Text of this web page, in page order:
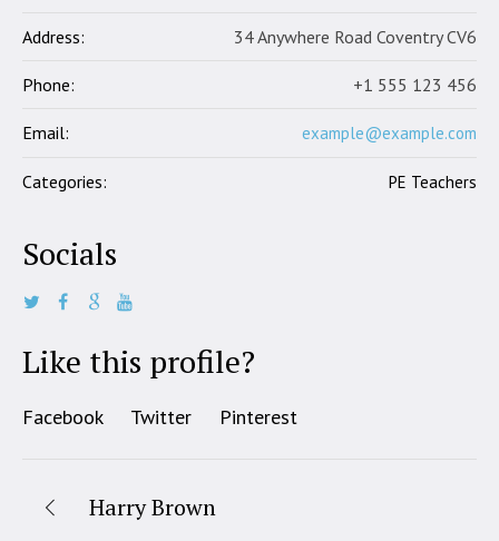
Address: 34 Anywhere Road Coventry CV6
Phone: +1 555 123 456
Email: example@example.com
Categories: PE Teachers
Socials
Like this profile?
Facebook Twitter Pinterest
Harry Brown